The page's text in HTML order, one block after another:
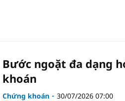
Bước ngoặt đa dạng
khoán
Chứng khoán 30/07/2026 07:00